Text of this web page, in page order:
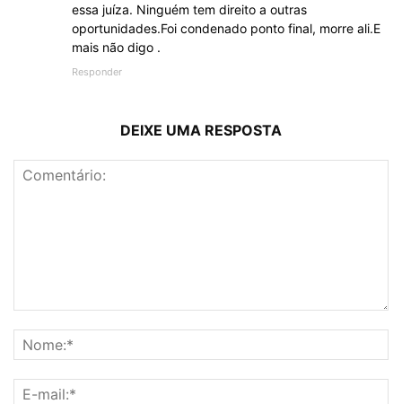
essa juíza. Ninguém tem direito a outras
oportunidades.Foi condenado ponto final, morre ali.E
mais não digo .
Responder
DEIXE UMA RESPOSTA